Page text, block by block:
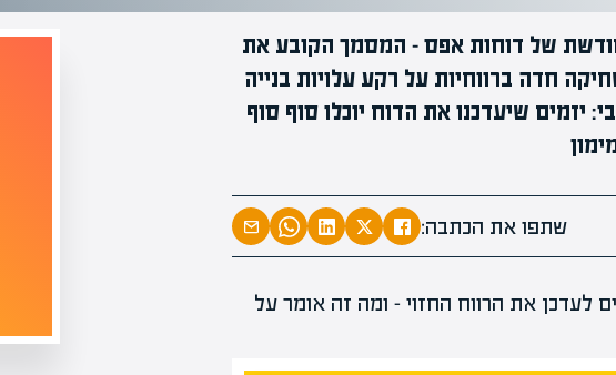
של דוחות אפס – המסמך הקובע את
חדה ברווחיות על רקע עלויות בנייה
יזמים שיעדכנו את הדוח יוכלו סוף סוף
שתפו את הכתבה:
מומחים בהערכת שווי